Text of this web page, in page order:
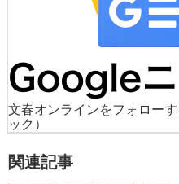
文春オンラインをフォローす
ック）
関連記事